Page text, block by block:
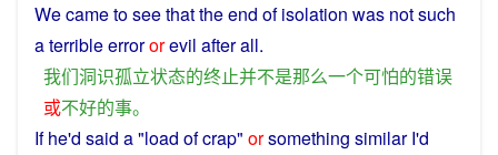
Wecame to see that theend of isolation was notsuch
aterribleerrororevil after all.
我们洞识孤立状态的终止并不是那么一个可怕的错误
或不好的事。
If he'd said a"load ofcrap" orsomething similar I'd